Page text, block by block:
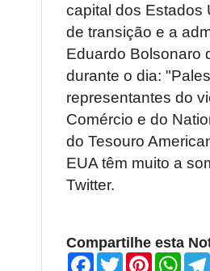
capital dos Estados
de transição e a
Eduardo Bolsonaro
durante o dia:
representantes do
Comércio e do
do Tesouro
EUA têm muito a
Twitter.
Compartilhe esta
F
T
P
W